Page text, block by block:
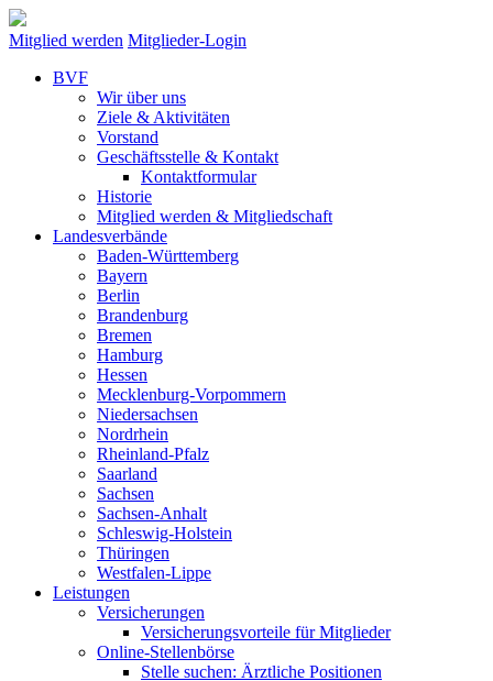
Mitglied werden Mitglieder-Login
BVF
Wir über uns
Ziele & Aktivitäten
Vorstand
Geschäftsstelle & Kontakt
Kontaktformular
Historie
Mitglied werden & Mitgliedschaft
Landesverbände
Baden-Württemberg
Bayern
Berlin
Brandenburg
Bremen
Hamburg
Hessen
Mecklenburg-Vorpommern
Niedersachsen
Nordrhein
Rheinland-Pfalz
Saarland
Sachsen
Sachsen-Anhalt
Schleswig-Holstein
Thüringen
Westfalen-Lippe
Leistungen
Versicherungen
Versicherungsvorteile für Mitglieder
Online-Stellenbörse
Stelle suchen: Ärztliche Positionen